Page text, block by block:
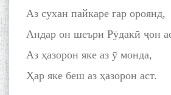
Аз сухан пайкаре гар ороянд,
Андар он шеъри Рӯдакӣ ҷон
Аз ҳазорон яке аз ӯ монда,
Ҳар яке беш аз ҳазорон аст.
ШАРҲИ МУЛОҚОТ БО АҲЛИ